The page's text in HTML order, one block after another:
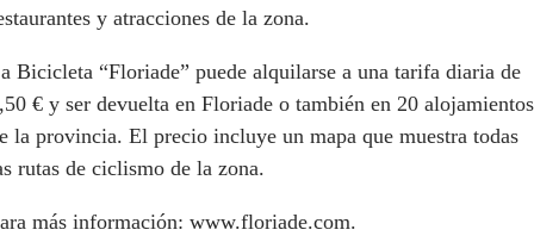
y atracciones de la zona.
Bicicleta “Floriade” puede alquilarse a una tarifa diaria de
€ y ser devuelta en Floriade o también en 20 alojamientos
la provincia. El precio incluye un mapa que muestra todas
rutas de ciclismo de la zona.
más información: www.floriade.com.